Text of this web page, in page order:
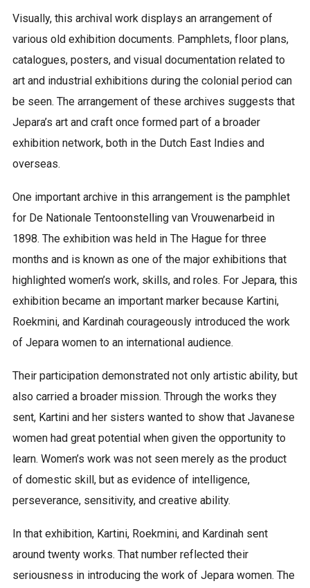
Visually, this archival work displays an arrangement of
various old exhibition documents. Pamphlets, floor plans,
catalogues, posters, and visual documentation related to
art and industrial exhibitions during the colonial period can
be seen. The arrangement of these archives suggests that
Jepara’s art and craft once formed part of a broader
exhibition network, both in the Dutch East Indies and
overseas.
One important archive in this arrangement is the pamphlet
for De Nationale Tentoonstelling van Vrouwenarbeid in
1898. The exhibition was held in The Hague for three
months and is known as one of the major exhibitions that
highlighted women’s work, skills, and roles. For Jepara, this
exhibition became an important marker because Kartini,
Roekmini, and Kardinah courageously introduced the work
of Jepara women to an international audience.
Their participation demonstrated not only artistic ability, but
also carried a broader mission. Through the works they
sent, Kartini and her sisters wanted to show that Javanese
women had great potential when given the opportunity to
learn. Women’s work was not seen merely as the product
of domestic skill, but as evidence of intelligence,
perseverance, sensitivity, and creative ability.
In that exhibition, Kartini, Roekmini, and Kardinah sent
around twenty works. That number reflected their
seriousness in introducing the work of Jepara women. The